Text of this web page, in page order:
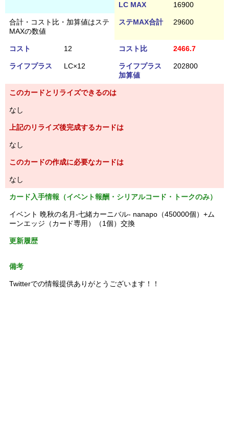
LC MAX 16900
合計・コスト比・加算値はステ
MAXの数値
ステMAX合計 29600
コスト 12 コスト比 2466.7
ライフプラス LC×12
ライフプラス
加算値
202800
このカードとリライズできるのは
なし
上記のリライズ後完成するカードは
なし
このカードの作成に必要なカードは
なし
カード入手情報（イベント報酬・シリアルコード・トークのみ）
イベント 晩秋の名月-七緒カーニバル- nanapo（450000個）+ム
ーンエッジ（カード専用）（1個）交換
更新履歴
備考
Twitterでの情報提供ありがとうございます！！